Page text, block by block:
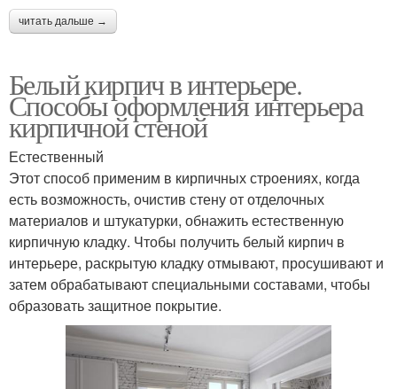
читать дальше →
Белый кирпич в интерьере.
Способы оформления интерьера
кирпичной стеной
Естественный
Этот способ применим в кирпичных строениях, когда
есть возможность, очистив стену от отделочных
материалов и штукатурки, обнажить естественную
кирпичную кладку. Чтобы получить белый кирпич в
интерьере, раскрытую кладку отмывают, просушивают и
затем обрабатывают специальными составами, чтобы
образовать защитное покрытие.